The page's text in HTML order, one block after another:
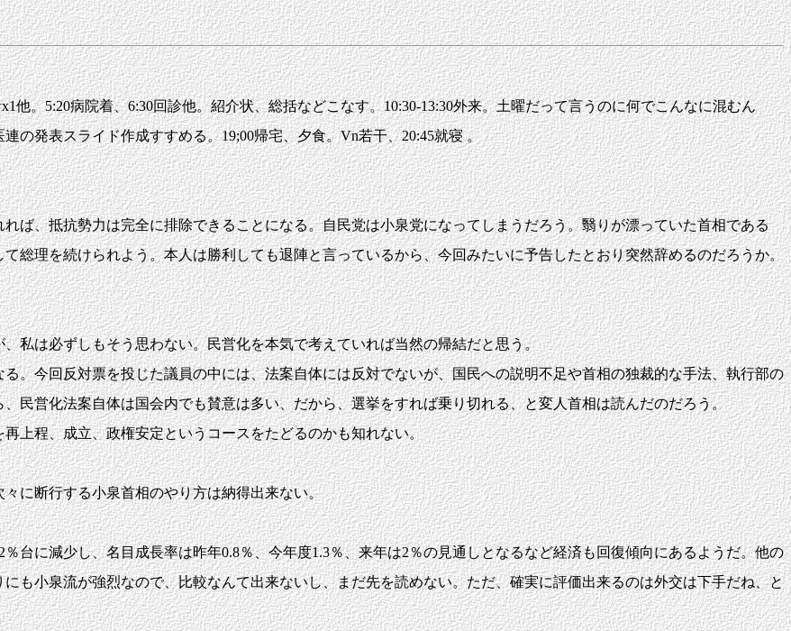
他。5:20病院着、6:30回診他。紹介状、総括などこなす。10:30-13:30外来。土曜だって言うのに何でこんなに混むん
の発表スライド作成すすめる。19;00帰宅、夕食。Vn若干、20:45就寝 。
、抵抗勢力は完全に排除できることになる。自民党は小泉党になってしまうだろう。翳りが漂っていた首相である
総理を続けられよう。本人は勝利しても退陣と言っているから、今回みたいに予告したとおり突然辞めるのだろうか。
は必ずしもそう思わない。民営化を本気で考えていれば当然の帰結だと思う。
今回反対票を投じた議員の中には、法案自体には反対でないが、国民への説明不足や首相の独裁的な手法、執行部の
民営化法案自体は国会内でも賛意は多い、だから、選挙をすれば乗り切れる、と変人首相は読んだのだろう。
上程、成立、政権安定というコースをたどるのかも知れない。
に断行する小泉首相のやり方は納得出来ない。
に減少し、名目成長率は昨年0.8％、今年度1.3％、来年は2％の見通しとなるなど経済も回復傾向にあるようだ。他の
も小泉流が強烈なので、比較なんて出来ないし、まだ先を読めない。ただ、確実に評価出来るのは外交は下手だね、と